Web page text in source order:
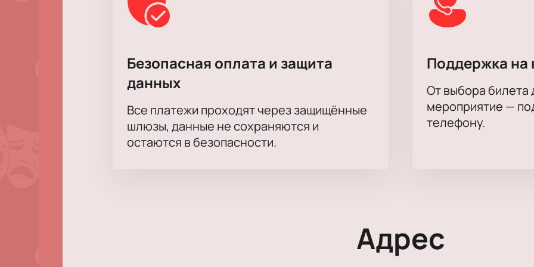
Обратите внимание, возможна смена актёрского состава.
Сенникова / Диана Белозор, Игорь Подоплелов, Александр Безруков / Никита Мухин, Сергей
Безопасная оплата и защита
данных
Все платежи проходят через защищённые
шлюзы, данные не сохраняются и
остаются в безопасности.
Поддержка на
От выбора билета
мероприятие —
телефону.
Адрес